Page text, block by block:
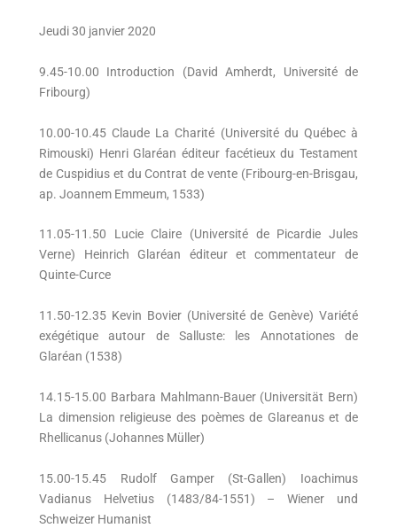
Jeudi 30 janvier 2020
9.45-10.00 Introduction (David Amherdt, Université de
Fribourg)
10.00-10.45 Claude La Charité (Université du Québec à
Rimouski) Henri Glaréan éditeur facétieux du Testament
de Cuspidius et du Contrat de vente (Fribourg-en-Brisgau,
ap. Joannem Emmeum, 1533)
11.05-11.50 Lucie Claire (Université de Picardie Jules
Verne) Heinrich Glaréan éditeur et commentateur de
Quinte-Curce
11.50-12.35 Kevin Bovier (Université de Genève) Variété
exégétique autour de Salluste: les Annotationes de
Glaréan (1538)
14.15-15.00 Barbara Mahlmann-Bauer (Universität Bern)
La dimension religieuse des poèmes de Glareanus et de
Rhellicanus (Johannes Müller)
15.00-15.45 Rudolf Gamper (St-Gallen) Ioachimus
Vadianus Helvetius (1483/84-1551) – Wiener und
Schweizer Humanist